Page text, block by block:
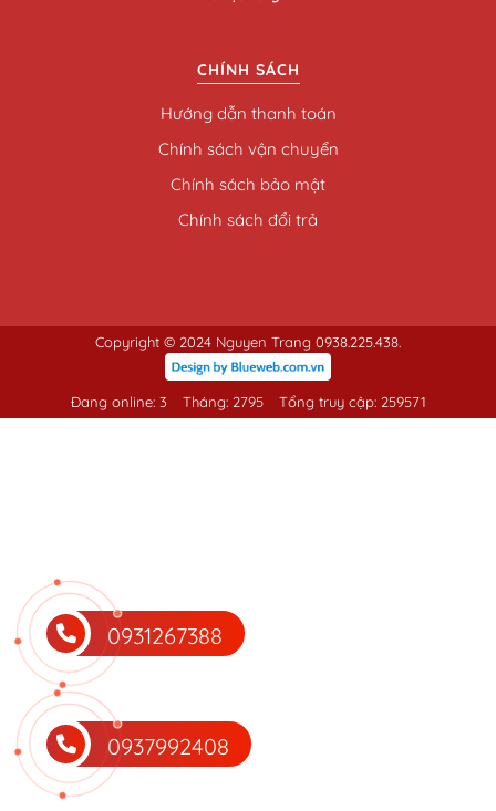
CHÍNH SÁCH
Hướng dẫn thanh toán
Chính sách vận chuyển
Chính sách bảo mật
Chính sách đổi trả
Copyright © 2024 Nguyen Trang 0938.225.438.
Đang online: 3 Tháng: 2795 Tổng truy cập: 259571
0931267388
0937992408